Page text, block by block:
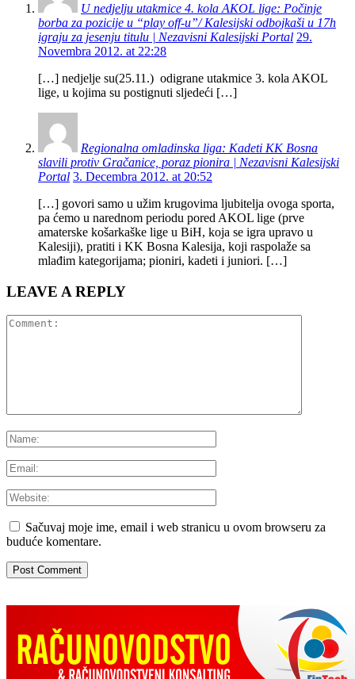
U nedjelju utakmice 4. kola AKOL lige: Počinje
borba za pozicije u “play off-u”/ Kalesijski odbojkaši u 17h
igraju za jesenju titulu | Nezavisni Kalesijski Portal 29.
Novembra 2012. at 22:28
[…] nedjelje su(25.11.) odigrane utakmice 3. kola AKOL
lige, u kojima su postignuti sljedeći […]
Regionalna omladinska liga: Kadeti KK Bosna
slavili protiv Gračanice, poraz pionira | Nezavisni Kalesijski
Portal 3. Decembra 2012. at 20:52
[…] govori samo u užim krugovima ljubitelja ovoga sporta,
pa ćemo u narednom periodu pored AKOL lige (prve
amaterske košarkaške lige u BiH, koja se igra upravo u
Kalesiji), pratiti i KK Bosna Kalesija, koji raspolaže sa
mlađim kategorijama; pioniri, kadeti i juniori. […]
LEAVE A REPLY
Sačuvaj moje ime, email i web stranicu u ovom browseru za
buduće komentare.